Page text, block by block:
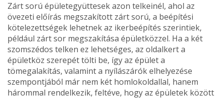
Zárt sorú épületegyüttesek azon telkeinél, ahol az
övezeti előírás megszakított zárt sorú, a beépítési
kötelezettségek lehetnek az ikerbe­építés szerintiek,
például zárt sor megszakítása épületközzel. Ha a két
szomszédos telken ez lehetséges, az oldalkert a
épületköz szerepét tölti be, így az épület a
tömegalakítás, valamint a nyílászárók elhelyezése
szempontjából már nem két hom­lokoldallal, hanem
hárommal ren­delkezik, feltéve, hogy az épületek között